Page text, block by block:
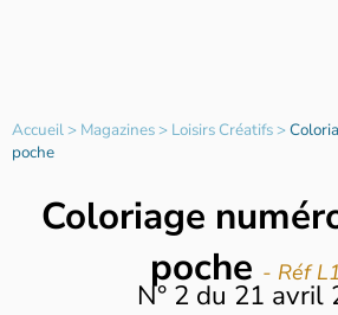
Accueil> Magazines> Loisirs Créatifs>
poche
Coloriage
poche - Réf
N° 2 du 21 avril